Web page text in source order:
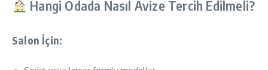
Hangi Odada Nasıl Avize Tercih Edilmeli?
Salon İçin: